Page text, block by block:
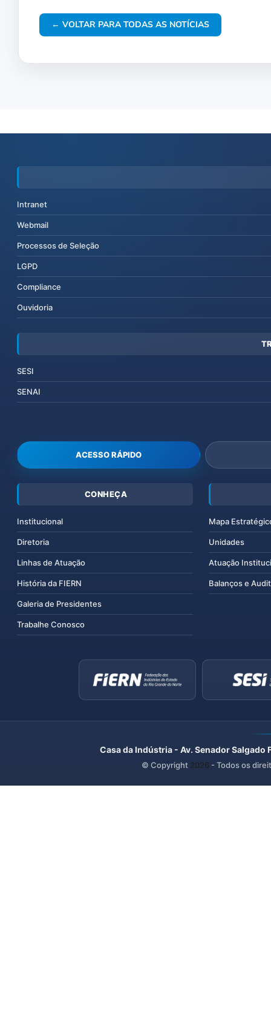
← VOLTAR PARA TODAS AS NOTÍCIAS
Intranet
Webmail
Processos de Seleção
LGPD
Compliance
Ouvidoria
SESI
SENAI
ACESSO RÁPIDO
CONHEÇA
Institucional
Diretoria
Linhas de Atuação
História da FIERN
Galeria de Presidentes
Trabalhe Conosco
Mapa
Unidades
Atuação
Balanços e
Casa da Indústria - Av. Senador
© Copyright 2026 - Todos os